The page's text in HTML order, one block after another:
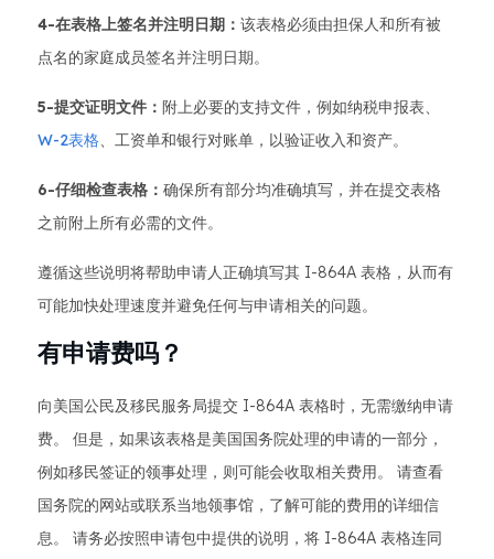
4-在表格上签名并注明日期： 该表格必须由担保人和所有被
点名的家庭成员签名并注明日期。
5-提交证明文件： 附上必要的支持文件，例如纳税申报表、
W-2表格、工资单和银行对账单，以验证收入和资产。
6-仔细检查表格： 确保所有部分均准确填写，并在提交表格
之前附上所有必需的文件。
遵循这些说明将帮助申请人正确填写其 I-864A 表格，从而有
可能加快处理速度并避免任何与申请相关的问题。
有申请费吗？
向美国公民及移民服务局提交 I-864A 表格时，无需缴纳申请
费。 但是，如果该表格是美国国务院处理的申请的一部分，
例如移民签证的领事处理，则可能会收取相关费用。 请查看
国务院的网站或联系当地领事馆，了解可能的费用的详细信
息。 请务必按照申请包中提供的说明，将 I-864A 表格连同